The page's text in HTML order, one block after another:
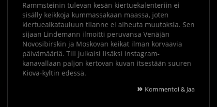
Rammsteinin tulevan kesän kiertuekalenteriin ei
sisälly keikkoja kummassakaan maassa, joten
kiertueaikatauluun tilanne ei aiheuta muutoksia. Sen
sijaan Lindemann ilmoitti peruvansa Venäjän
Novosibirskin ja Moskovan keikat ilman korvaavia
päivämääriä. Till julkaisi lisäksi Instagram-
kanavallaan paljon kertovan kuvan itsestään suuren
Kiova-kyltin edessä.
» Kommentoi & Jaa